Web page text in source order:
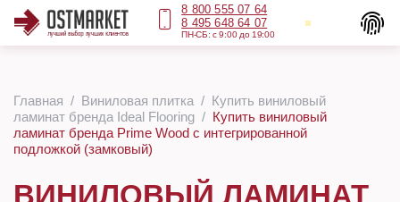
8 800 555 07 64
8 495 648 64 07
ПН-СБ: с 9:00 до 19:00
Главная Виниловая плитка
Купить виниловый
ламинат бренда Ideal Flooring
Купить виниловый
ламинат бренда Prime Wood с интегрированной
подложкой (замковый)
ВИНИЛОВЫЙ ЛАМИНАТ